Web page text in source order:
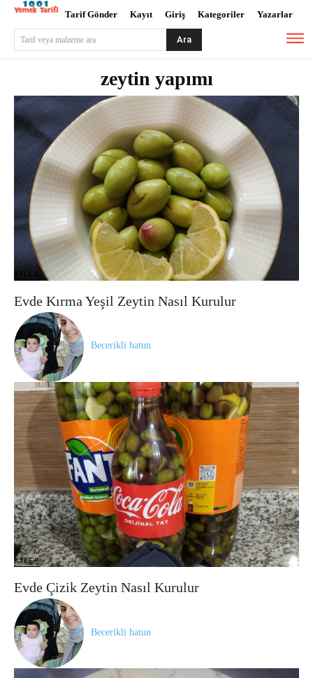
Tarif Gönder Kayıt Giriş Kategoriler Yazarlar
Tarif veya malzeme ara Ara
zeytin yapımı
KILER
Evde Kırma Yeşil Zeytin Nasıl Kurulur
Becerikli hatun
KILER
Evde Çizik Zeytin Nasıl Kurulur
Becerikli hatun